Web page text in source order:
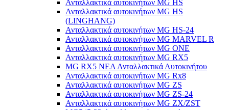
Ανταλλακτικά αυτοκινήτων MG HS
Ανταλλακτικά αυτοκινήτων MG HS
(LINGHANG)
Ανταλλακτικά αυτοκινήτων MG HS-24
Ανταλλακτικά αυτοκινήτων MG MARVEL R
Ανταλλακτικά αυτοκινήτων MG ONE
Ανταλλακτικά αυτοκινήτων MG RX5
MG RX5 ΝΕΑ Ανταλλακτικά Αυτοκινήτου
Ανταλλακτικά αυτοκινήτων MG Rx8
Ανταλλακτικά αυτοκινήτων MG ZS
Ανταλλακτικά αυτοκινήτων MG ZS-24
Ανταλλακτικά αυτοκινήτων MG ZX/ZST